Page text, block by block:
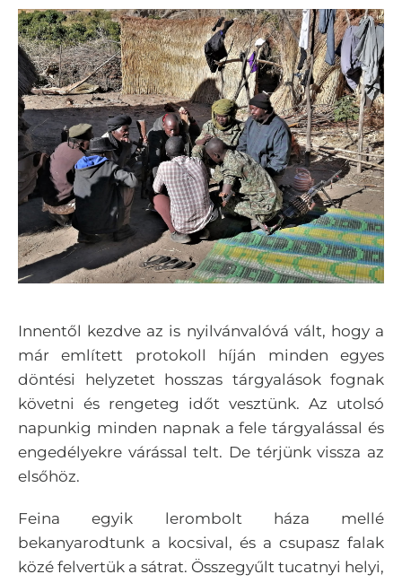
Innentől kezdve az is nyilvánvalóvá vált, hogy a
már említett protokoll híján minden egyes
döntési helyzetet hosszas tárgyalások fognak
követni és rengeteg időt vesztünk. Az utolsó
napunkig minden napnak a fele tárgyalással és
engedélyekre várással telt. De térjünk vissza az
elsőhöz.
Feina egyik lerombolt háza mellé
bekanyarodtunk a kocsival, és a csupasz falak
közé felvertük a sátrat. Összegyűlt tucatnyi helyi,